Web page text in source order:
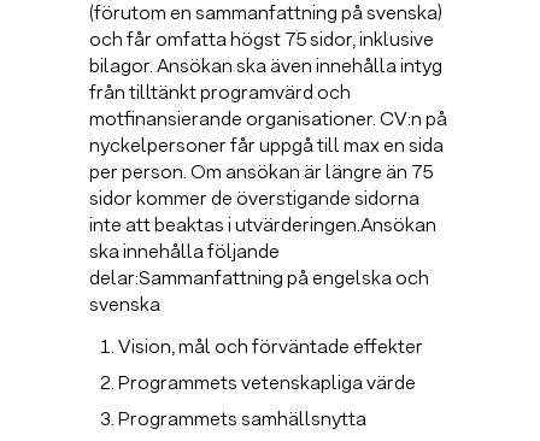
(förutom en sammanfattning på svenska)
och får omfatta högst 75 sidor, inklusive
bilagor. Ansökan ska även innehålla intyg
från tilltänkt programvärd och
motfinansierande organisationer. CV:n på
nyckelpersoner får uppgå till max en sida
per person. Om ansökan är längre än 75
sidor kommer de överstigande sidorna
inte att beaktas i utvärderingen.Ansökan
ska innehålla följande
delar:Sammanfattning på engelska och
svenska
Vision, mål och förväntade effekter
Programmets vetenskapliga värde
Programmets samhällsnytta